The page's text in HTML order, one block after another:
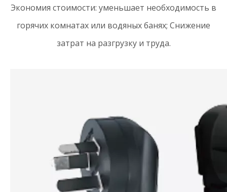
Экономия стоимости: уменьшает необходимость в
горячих комнатах или водяных банях; Снижение
затрат на разгрузку и труда.